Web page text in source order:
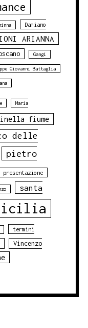
Damiano
ARIANNA
Gangi
Giovanni Battaglia
Maria
fiume
delle
pietro
presentazione
santa
termini
Vincenzo